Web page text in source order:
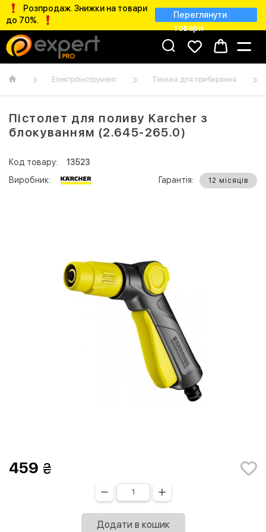
Розпродаж. Знижки на товари
до 70%.
Переглянути
товари
Електроінструмент Техніка для прибирання
Пістолет для поливу Karcher з
блокуванням (2.645-265.0)
Код товару:
13523
Виробник:
Гарантія: 12 місяців
459
Додати в кошик